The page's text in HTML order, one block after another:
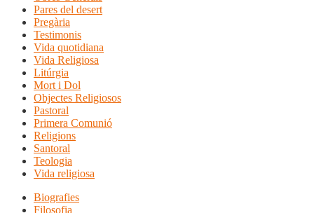
Pares del desert
Pregària
Testimonis
Vida quotidiana
Vida Religiosa
Litúrgia
Mort i Dol
Objectes Religiosos
Pastoral
Primera Comunió
Religions
Santoral
Teologia
Vida religiosa
Biografies
Filosofia